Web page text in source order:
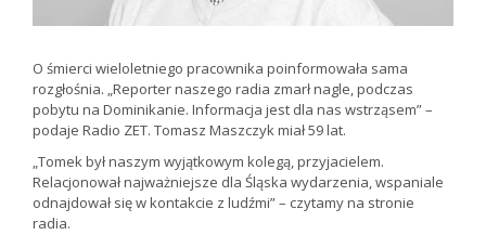
O śmierci wieloletniego pracownika poinformowała sama
rozgłośnia. „Reporter naszego radia zmarł nagle, podczas
pobytu na Dominikanie. Informacja jest dla nas wstrząsem” –
podaje Radio ZET. Tomasz Maszczyk miał 59 lat.
„Tomek był naszym wyjątkowym kolegą, przyjacielem.
Relacjonował najważniejsze dla Śląska wydarzenia, wspaniale
odnajdował się w kontakcie z ludźmi” – czytamy na stronie
radia.